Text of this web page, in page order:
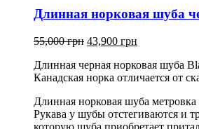
Длинная норковая шуба
55,000грн 43,900 грн
Длинная черная норковая шуба
Канадская норка отличается от
Длинная норковая шуба
Рукава у шубы отстегиваются и
которую шуба приобретает